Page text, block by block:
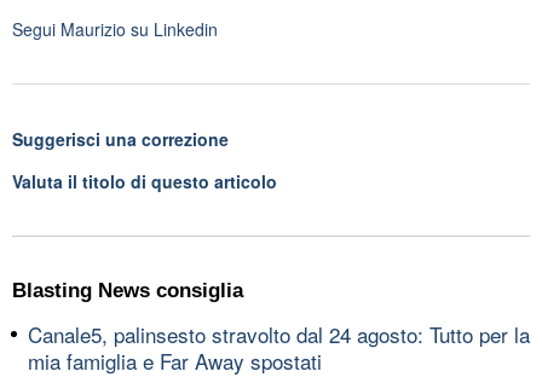
Segui Maurizio su Linkedin
Suggerisci una correzione
Valuta il titolo di questo articolo
Blasting News consiglia
Canale5, palinsesto stravolto dal 24 agosto: Tutto per la
mia famiglia e Far Away spostati